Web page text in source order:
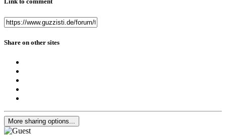
Share on other sites
More sharing options...